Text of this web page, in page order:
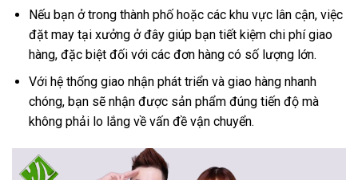
Nếu bạn ở trong thành phố hoặc các khu vực lân cận, việc
đặt may tại xưởng ở đây giúp bạn tiết kiệm chi phí giao
hàng, đặc biệt đối với các đơn hàng có số lượng lớn.
Với hệ thống giao nhận phát triển và giao hàng nhanh
chóng, bạn sẽ nhận được sản phẩm đúng tiến độ mà
không phải lo lắng về vấn đề vận chuyển.